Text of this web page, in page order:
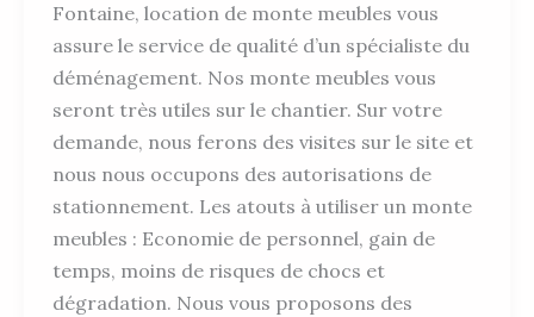
Fontaine, location de monte meubles vous
assure le service de qualité d’un spécialiste du
déménagement. Nos monte meubles vous
seront très utiles sur le chantier. Sur votre
demande, nous ferons des visites sur le site et
nous nous occupons des autorisations de
stationnement. Les atouts à utiliser un monte
meubles : Economie de personnel, gain de
temps, moins de risques de chocs et
dégradation. Nous vous proposons des